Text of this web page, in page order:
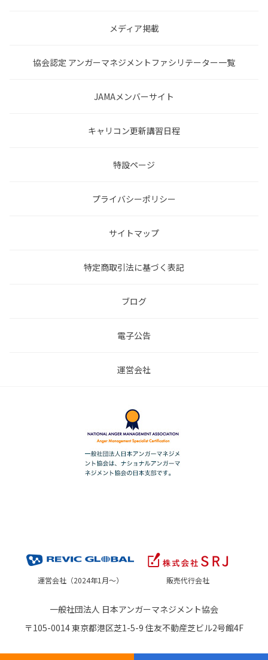
メディア掲載
協会認定 アンガーマネジメントファシリテーター一覧
JAMAメンバーサイト
キャリコン更新講習日程
特設ページ
プライバシーポリシー
サイトマップ
特定商取引法に基づく表記
ブログ
電子公告
運営会社